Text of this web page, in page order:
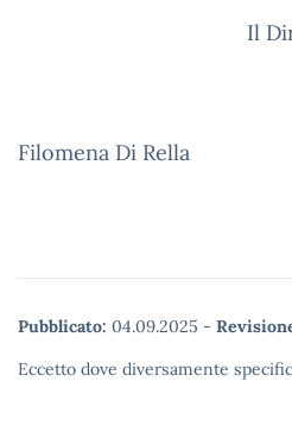
Il
Filomena Di Rella
Pubblicato: 04.09.2025 -
Eccetto dove diversamente